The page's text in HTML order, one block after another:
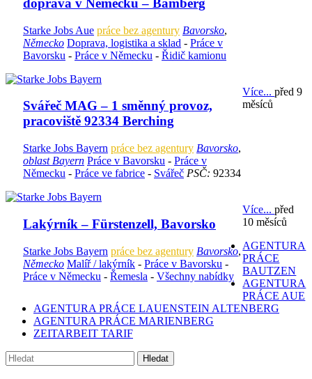
doprava v Německu – Bamberg
Starke Jobs Aue práce bez agentury Bavorsko,
Německo Doprava, logistika a sklad - Práce v
Bavorsku - Práce v Německu - Řidič kamionu
Svářeč MAG – 1 směnný provoz,
pracoviště 92334 Berching
Starke Jobs Bayern práce bez agentury Bavorsko,
oblast Bayern Práce v Bavorsku - Práce v
Německu - Práce ve fabrice - Svářeč PSČ: 92334
Více...před 9
měsíců
Lakýrník – Fürstenzell, Bavorsko
Starke Jobs Bayern práce bez agentury Bavorsko,
Německo Malíř / lakýrník - Práce v Bavorsku -
Práce v Německu - Řemesla - Všechny nabídky
Více...před
10 měsíců
AGENTURA
PRÁCE
BAUTZEN
AGENTURA
PRÁCE AUE
AGENTURA PRÁCE LAUENSTEIN ALTENBERG
AGENTURA PRÁCE MARIENBERG
ZEITARBEIT TARIF